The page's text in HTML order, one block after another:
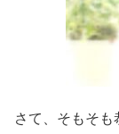
さて、そもそ